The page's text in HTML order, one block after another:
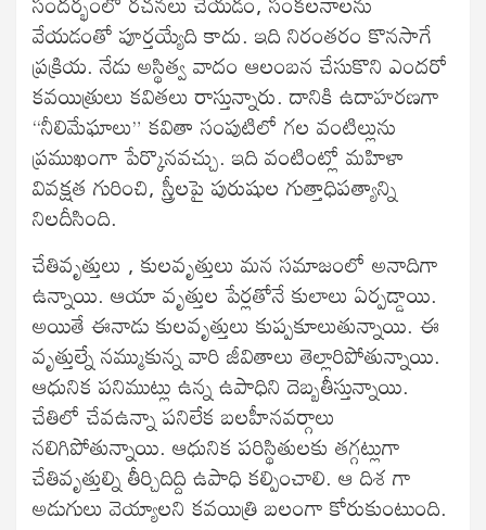
వేయడంతో పూర్తయ్యేది కాదు. ఇది నిరంతరం కొనసాగే
ప్రక్రియ. నేడు అస్థిత్వ వాదం ఆలంబన చేసుకొని ఎందరో
కవయిత్రులు కవితలు రాస్తున్నారు. దానికి ఉదాహరణగా
“నీలిమేఘాలు” కవితా సంపుటిలో గల వంటిల్లును
ప్రముఖంగా పేర్కొనవచ్చు. ఇది వంటింట్లో మహిళా
వివక్షత గురించి, స్త్రీలపై పురుషుల గుత్తాధిపత్యాన్ని
నిలదీసింది.
చేతివృత్తులు , కులవృత్తులు మన సమాజంలో అనాదిగా
ఉన్నాయి. ఆయా వృత్తుల పేర్లతోనే కులాలు ఏర్పడ్డాయి.
అయితే ఈనాడు కులవృత్తులు కుప్పకూలుతున్నాయి. ఈ
వృత్తుల్నే నమ్ముకున్న వారి జీవితాలు తెల్లారిపోతున్నాయి.
ఆధునిక పనిముట్లు ఉన్న ఉపాధిని దెబ్బతీస్తున్నాయి.
చేతిలో చేవఉన్నా పనిలేక బలహీనవర్గాలు
నలిగిపోతున్నాయి. ఆధునిక పరిస్థితులకు తగ్గట్లుగా
చేతివృత్తుల్ని తీర్చిదిద్ది ఉపాధి కల్పించాలి. ఆ దిశ గా
అడుగులు వెయ్యాలని కవయిత్రి బలంగా కోరుకుంటుంది.